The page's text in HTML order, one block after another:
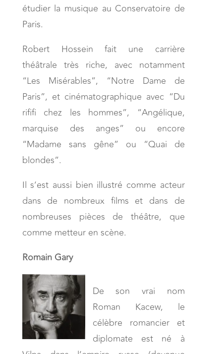
étudier la musique au Conservatoire de
Paris.
Robert Hossein fait une carrière
théâtrale très riche, avec notamment
“Les Misérables”, “Notre Dame de
Paris”, et cinématographique avec “Du
rififi chez les hommes”, “Angélique,
marquise des anges” ou encore
“Madame sans gêne” ou “Quai de
blondes”.
Il s’est aussi bien illustré comme acteur
dans de nombreux films et dans de
nombreuses pièces de théâtre, que
comme metteur en scène.
Romain Gary
De son vrai nom
Roman Kacew, le
célèbre romancier et
diplomate est né à